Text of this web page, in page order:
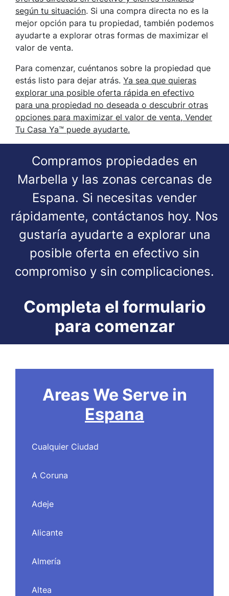
según tu situación. Si una compra directa no es la
mejor opción para tu propiedad, también podemos
ayudarte a explorar otras formas de maximizar el
valor de venta.
Para comenzar, cuéntanos sobre la propiedad que
estás listo para dejar atrás. Ya sea que quieras
explorar una posible oferta rápida en efectivo
para una propiedad no deseada o descubrir otras
opciones para maximizar el valor de venta, Vender
Tu Casa Ya™ puede ayudarte.
Compramos propiedades en
Marbella y las zonas cercanas de
Espana. Si necesitas vender
rápidamente, contáctanos hoy. Nos
gustaría ayudarte a explorar una
posible oferta en efectivo sin
compromiso y sin complicaciones.
Completa el formulario
para comenzar
Areas We Serve in
Espana
Cualquier Ciudad
A Coruna
Adeje
Alicante
Almería
Altea